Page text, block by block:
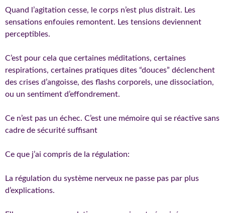
Quand l’agitation cesse, le corps n’est plus distrait. Les
sensations enfouies remontent. Les tensions deviennent
perceptibles.
C’est pour cela que certaines méditations, certaines
respirations, certaines pratiques dites “douces” déclenchent
des crises d’angoisse, des flashs corporels, une dissociation,
ou un sentiment d’effondrement.
Ce n’est pas un échec. C’est une mémoire qui se réactive sans
cadre de sécurité suffisant
Ce que j’ai compris de la régulation:
La régulation du système nerveux ne passe pas par plus
d’explications.